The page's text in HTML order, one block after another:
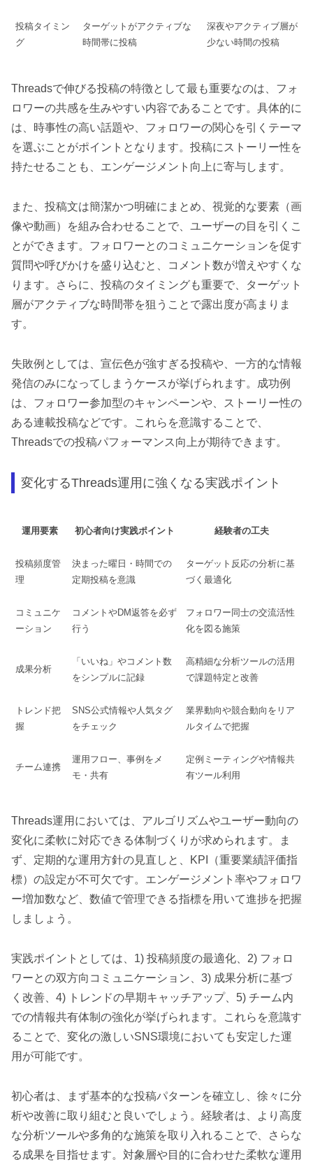
投稿タイミン
グ
ターゲットがアクティブな
時間帯に投稿
深夜やアクティブ層が
少ない時間の投稿
Threadsで伸びる投稿の特徴として最も重要なのは、フォ
ロワーの共感を生みやすい内容であることです。具体的に
は、時事性の高い話題や、フォロワーの関心を引くテーマ
を選ぶことがポイントとなります。投稿にストーリー性を
持たせることも、エンゲージメント向上に寄与します。
また、投稿文は簡潔かつ明確にまとめ、視覚的な要素（画
像や動画）を組み合わせることで、ユーザーの目を引くこ
とができます。フォロワーとのコミュニケーションを促す
質問や呼びかけを盛り込むと、コメント数が増えやすくな
ります。さらに、投稿のタイミングも重要で、ターゲット
層がアクティブな時間帯を狙うことで露出度が高まりま
す。
失敗例としては、宣伝色が強すぎる投稿や、一方的な情報
発信のみになってしまうケースが挙げられます。成功例
は、フォロワー参加型のキャンペーンや、ストーリー性の
ある連載投稿などです。これらを意識することで、
Threadsでの投稿パフォーマンス向上が期待できます。
変化するThreads運用に強くなる実践ポイント
運用要素 初心者向け実践ポイント 経験者の工夫
投稿頻度管
理
決まった曜日・時間での
定期投稿を意識
ターゲット反応の分析に基
づく最適化
コミュニケ
ーション
コメントやDM返答を必ず
行う
フォロワー同士の交流活性
化を図る施策
成果分析
「いいね」やコメント数
をシンプルに記録
高精細な分析ツールの活用
で課題特定と改善
トレンド把
握
SNS公式情報や人気タグ
をチェック
業界動向や競合動向をリア
ルタイムで把握
チーム連携
運用フロー、事例をメ
モ・共有
定例ミーティングや情報共
有ツール利用
Threads運用においては、アルゴリズムやユーザー動向の
変化に柔軟に対応できる体制づくりが求められます。ま
ず、定期的な運用方針の見直しと、KPI（重要業績評価指
標）の設定が不可欠です。エンゲージメント率やフォロワ
ー増加数など、数値で管理できる指標を用いて進捗を把握
しましょう。
実践ポイントとしては、1) 投稿頻度の最適化、2) フォロ
ワーとの双方向コミュニケーション、3) 成果分析に基づ
く改善、4) トレンドの早期キャッチアップ、5) チーム内
での情報共有体制の強化が挙げられます。これらを意識す
ることで、変化の激しいSNS環境においても安定した運
用が可能です。
初心者は、まず基本的な投稿パターンを確立し、徐々に分
析や改善に取り組むと良いでしょう。経験者は、より高度
な分析ツールや多角的な施策を取り入れることで、さらな
る成果を目指せます。対象層や目的に合わせた柔軟な運用